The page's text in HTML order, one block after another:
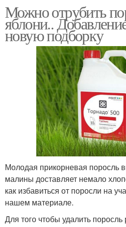
Можно отрубить
яблони..
новую подборку
Молодая прикорневая поросль
малины доставляет немало
как избавиться от поросли на
нашем материале.
Для того чтобы удалить